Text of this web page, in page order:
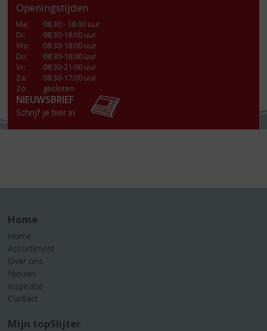
Openingstijden
Ma:
08.30 - 18.00 uur
Di:
08:30-18:00 uur
Wo:
08:30-18:00 uur
Do:
08:30-18:00 uur
Vr:
08:30-21:00 uur
Za:
08:30-17:00 uur
Zo:
gesloten
NIEUWSBRIEF
Schrijf je hier in
Home
Home
Assortiment
Over ons
Nieuws
Inspiratie
Contact
Mijn topSlijter